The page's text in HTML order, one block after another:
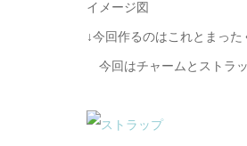
イメージ図
↓今回作るのはこれとまった
今回はチャームとストラ